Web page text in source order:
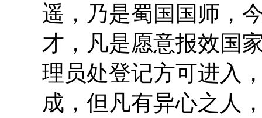
遥，乃是蜀国国师，
才，凡是愿意报效国
理员处登记方可进入
成，但凡有异心之人